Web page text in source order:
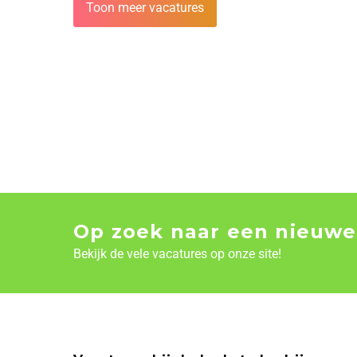
Toon meer vacatures
Op zoek naar een
Bekijk de vele vacatures op onze site!